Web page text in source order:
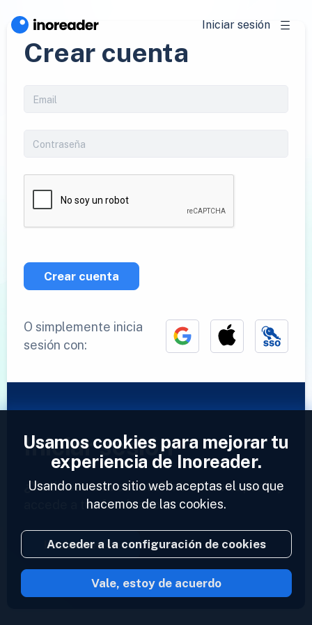
Iniciar sesión
Crear cuenta
Crear cuenta
O simplemente inicia
sesión con:
Iniciar sesión
¿Ya tienes una cuenta?Introduce tu perfil y
accede a tus feeds ahora.
Iniciar sesión
2023 © Inoreader
Usamos cookies para mejorar tu
experiencia de Inoreader.
Usando nuestro sitio web aceptas el uso que
hacemos de las cookies.
Acceder a la configuración de cookies
Vale, estoy de acuerdo